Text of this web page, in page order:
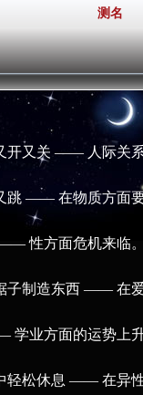
测名
开又关 —— 人际关
跳 —— 在物质方面
性方面危机来临
子制造东西 —— 在
学业方面的运势上
轻松休息 —— 在异